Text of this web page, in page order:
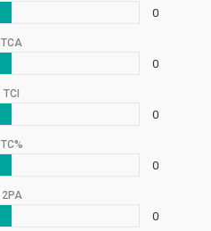
0
TCA
0
TCI
0
TC%
0
2PA
0